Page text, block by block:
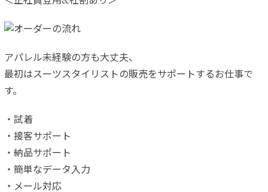
アパレル未経験の方も大丈夫、
最初はスーツスタイリストの販売をサポートするお仕事で
す。
・試着
・接客サポート
・納品サポート
・簡単なデータ入力
・メール対応